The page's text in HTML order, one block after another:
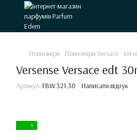
Повноміри Повноміри Versace
Versense Versace edt
Артикул: FBW.321.30 Написати відгук
3